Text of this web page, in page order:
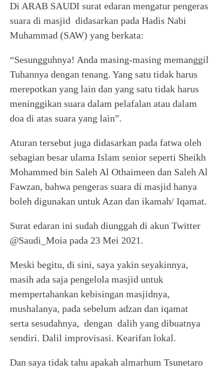
Di ARAB SAUDI surat edaran mengatur pengeras
suara di masjid didasarkan pada Hadis Nabi
Muhammad (SAW) yang berkata:
“Sesungguhnya! Anda masing-masing memanggil
Tuhannya dengan tenang. Yang satu tidak harus
merepotkan yang lain dan yang satu tidak harus
meninggikan suara dalam pelafalan atau dalam
doa di atas suara yang lain”.
Aturan tersebut juga didasarkan pada fatwa oleh
sebagian besar ulama Islam senior seperti Sheikh
Mohammed bin Saleh Al Othaimeen dan Saleh Al
Fawzan, bahwa pengeras suara di masjid hanya
boleh digunakan untuk Azan dan ikamah/ Iqamat.
Surat edaran ini sudah diunggah di akun Twitter
@Saudi_Moia pada 23 Mei 2021.
Meski begitu, di sini, saya yakin seyakinnya,
masih ada saja pengelola masjid untuk
mempertahankan kebisingan masjidnya,
mushalanya, pada sebelum adzan dan iqamat
serta sesudahnya, dengan dalih yang dibuatnya
sendiri. Dalil improvisasi. Kearifan lokal.
Dan saya tidak tahu apakah almarhum Tsunetaro